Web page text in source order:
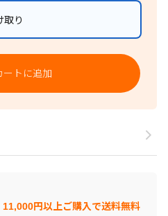
取り
ートに追加
円以上ご購入で送料無料